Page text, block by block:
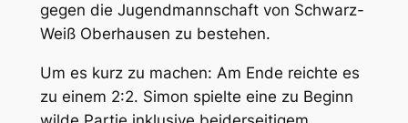
gegen die Jugendmannschaft von Schwarz-
Weiß Oberhausen zu bestehen.
Um es kurz zu machen: Am Ende reichte es
zu einem 2:2. Simon spielte eine zu Beginn